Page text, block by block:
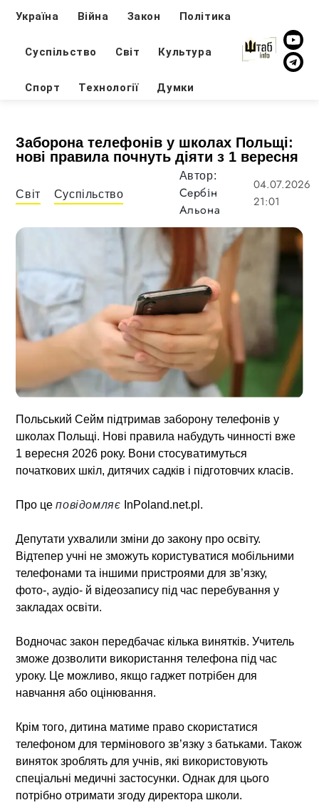
Україна Війна Закон Політика
Суспільство Світ Культура
Спорт Технології Думки
Заборона телефонів у школах Польщі:
нові правила почнуть діяти з 1 вересня
Світ Суспільство
Автор:
Сербін
Альона
04.07.2026
21:01
Польський Сейм підтримав заборону телефонів у
школах Польщі. Нові правила набудуть чинності вже
1 вересня 2026 року. Вони стосуватимуться
початкових шкіл, дитячих садків і підготовчих класів.
Про цеповідомляє InPoland.net.pl.
Депутати ухвалили зміни до закону про освіту.
Відтепер учні не зможуть користуватися мобільними
телефонами та іншими пристроями для зв’язку,
фото-, аудіо- й відеозапису під час перебування у
закладах освіти.
Водночас закон передбачає кілька винятків. Учитель
зможе дозволити використання телефона під час
уроку. Це можливо, якщо гаджет потрібен для
навчання або оцінювання.
Крім того, дитина матиме право скористатися
телефоном для термінового зв’язку з батьками. Також
виняток зроблять для учнів, які використовують
спеціальні медичні застосунки. Однак для цього
потрібно отримати згоду директора школи.